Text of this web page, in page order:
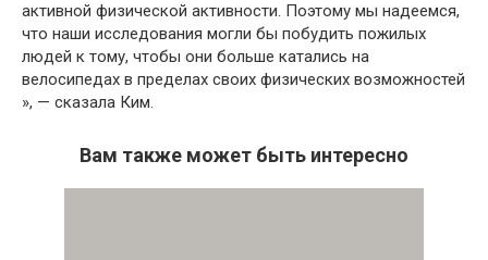
активной физической активности. Поэтому мы надеемся,
что наши исследования могли бы побудить пожилых
людей к тому, чтобы они больше катались на
велосипедах в пределах своих физических возможностей
», — сказала Ким.
Вам также может быть интересно